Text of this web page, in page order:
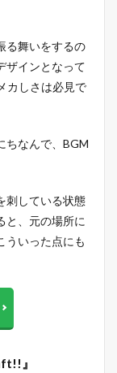
る舞いをするの
ザインとなって
カしさは必見で
ちなんで、BGM
刺している状態
と、元の場所に
ういった点にも
』